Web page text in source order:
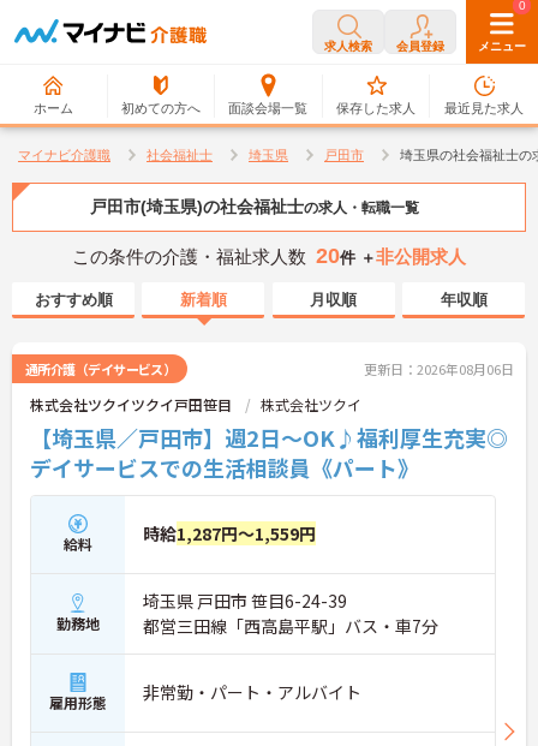
求人検索 会員登録 メニュー
ホーム 初めての方へ 面談会場一覧
0
保存した求人
0
最近見た求人
マイナビ介護職 社会福祉士 埼玉県 戸田市 埼玉県の社会福祉士の
戸田市(埼玉県)の社会福祉士の求人・転職一覧
この条件の介護・福祉求人数 20件 ＋非公開求人
おすすめ順 新着順 月収順 年収順
通所介護（デイサービス） 更新日：2026年08月06日
株式会社ツクイツクイ戸田笹目 株式会社ツクイ
【埼玉県／戸田市】週2日～OK♪福利厚生充実◎
デイサービスでの生活相談員《パート》
給料 時給1,287円～1,559円
勤務地
埼玉県 戸田市 笹目6-24-39
都営三田線「西高島平駅」バス・車7分
雇用形態 非常勤・パート・アルバイト